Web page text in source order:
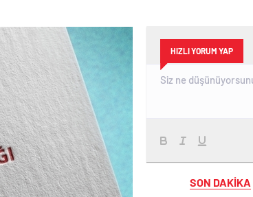
HIZLI YORUM YAP
SON DAKİKA